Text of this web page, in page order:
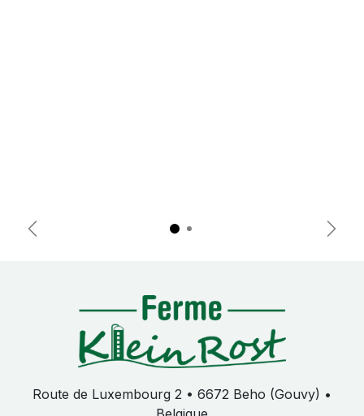
Précédent
Route de Luxembourg 2 • 6672 Beho (Gouvy) •